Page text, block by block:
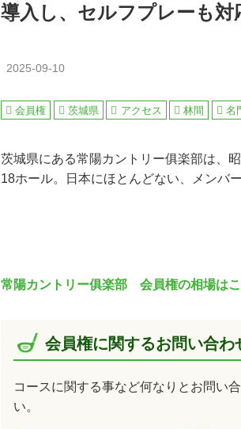
導入し、セルフプレーも対
2025-09-10
会員権 茨城県 アクセス 林間 名
茨城県にある常陽カントリー俱楽部は、
18ホール。日本にほとんどない、メンバ
常陽カントリー俱楽部 会員権の相場は
会員権に関するお問い合わ
コースに関する事など何なりとお問い
い。